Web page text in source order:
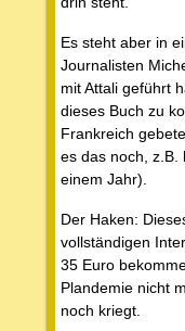
Es steht aber in
Journalisten
mit Attali geführt
dieses Buch zu
Frankreich
es das noch, z.B.
einem Jahr).
Der Haken:
vollständigen
35 Euro
Plandemie nicht
noch kriegt.